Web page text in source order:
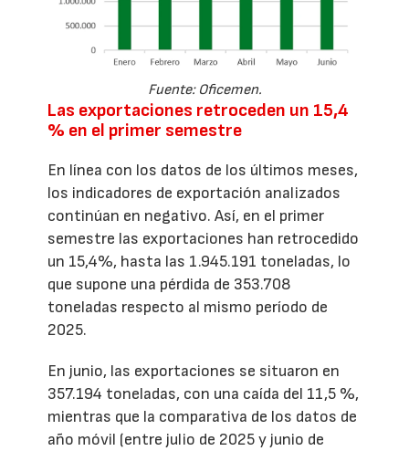
Fuente: Oficemen.
Las exportaciones retroceden un 15,4
% en el primer semestre
En línea con los datos de los últimos meses,
los indicadores de exportación analizados
continúan en negativo. Así, en el primer
semestre las exportaciones han retrocedido
un 15,4%, hasta las 1.945.191 toneladas, lo
que supone una pérdida de 353.708
toneladas respecto al mismo período de
2025.
En junio, las exportaciones se situaron en
357.194 toneladas, con una caída del 11,5 %,
mientras que la comparativa de los datos de
año móvil (entre julio de 2025 y junio de